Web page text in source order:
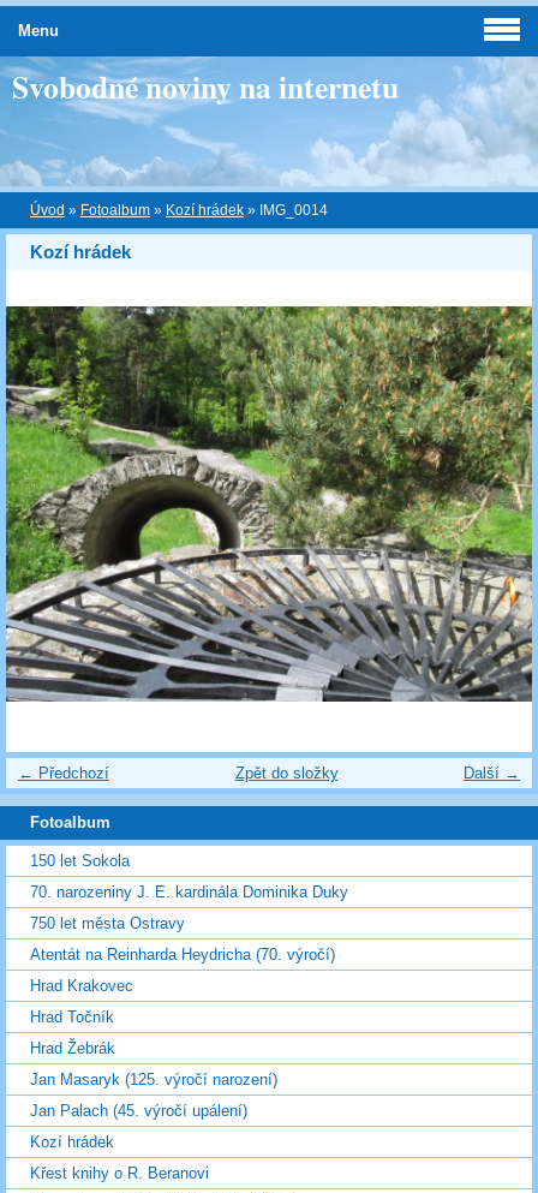
Svobodné noviny na internetu
Úvod » Fotoalbum » Kozí hrádek » IMG_0014
Kozí hrádek
← Předchozí Další →
Zpět do složky
Menu
Fotoalbum
150 let Sokola
70. narozeniny J. E. kardinála Dominika Duky
750 let města Ostravy
Atentát na Reinharda Heydricha (70. výročí)
Hrad Krakovec
Hrad Točník
Hrad Žebrák
Jan Masaryk (125. výročí narození)
Jan Palach (45. výročí upálení)
Kozí hrádek
Křest knihy o R. Beranovi